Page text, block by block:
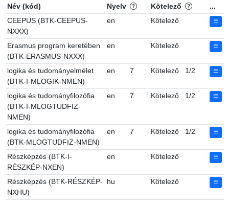
Név (kód) Nyelv
Kötelező
...
CEEPUS (BTK-CEEPUS-
NXXX)
en Kötelező
Erasmus program keretében
(BTK-ERASMUS-NXXX)
en Kötelező
logika és tudományelmélet
(BTK-I-MLOGIK-NMEN)
en 7 Kötelező 1/2
logika és tudományfilozófia
(BTK-I-MLOGTUDFIZ-
NMEN)
en 7 Kötelező 1/2
logika és tudományfilozófia
(BTK-MLOGTUDFIZ-NMEN)
en 7 Kötelező 1/2
Részképzés (BTK-I-
RÉSZKÉP-NXEN)
en Kötelező
Részképzés (BTK-RÉSZKÉP-
NXHU)
hu Kötelező